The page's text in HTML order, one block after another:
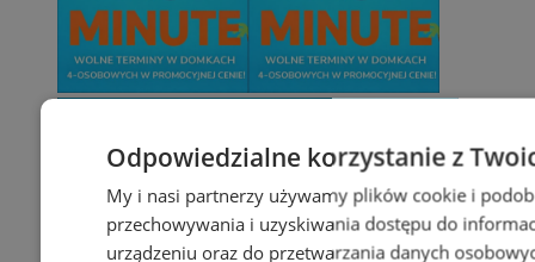
Odpowiedzialne korzystanie z
My i nasi partnerzy używamy plików cookie i
przechowywania i uzyskiwania dostępu do
urządzeniu oraz do przetwarzania danych